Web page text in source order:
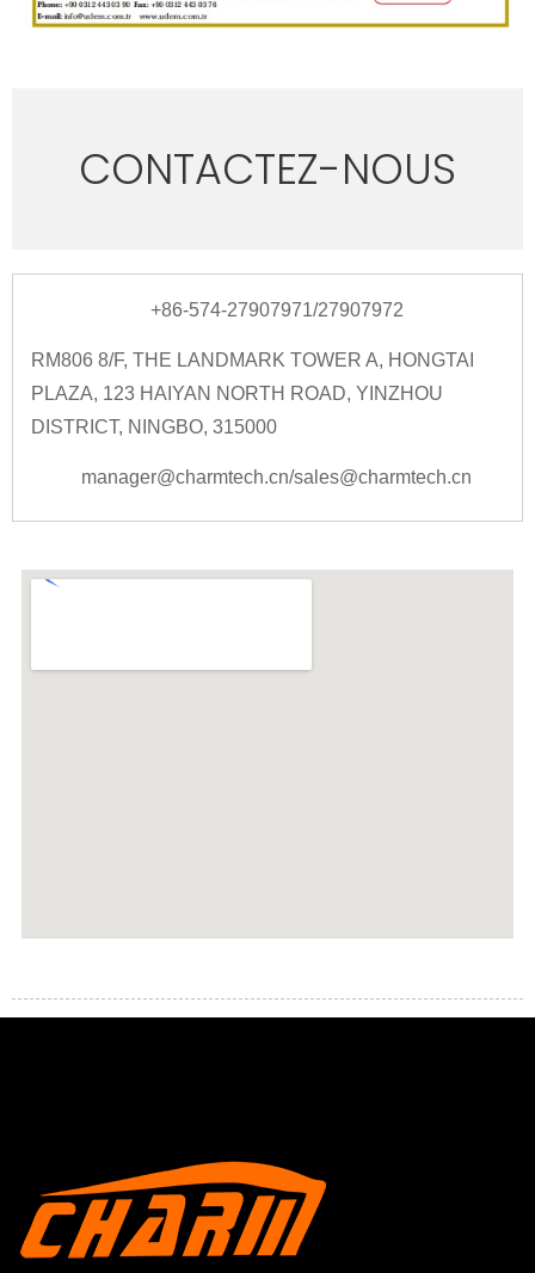
CONTACTEZ-NOUS
+86-574-27907971/27907972
RM806 8/F, THE LANDMARK TOWER A, HONGTAI
PLAZA, 123 HAIYAN NORTH ROAD, YINZHOU
DISTRICT, NINGBO, 315000
manager@charmtech.cn/sales@charmtech.cn